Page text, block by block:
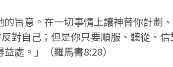
旨意。在一切事情上讓神替你計劃
自己；但是你只要順服、聽從、
處。」（羅馬書8:28）